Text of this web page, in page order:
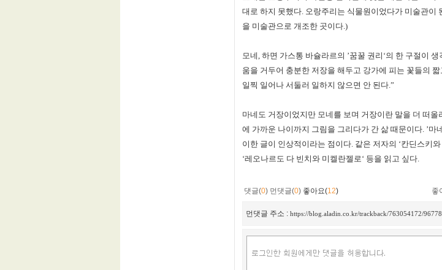
대로 하지 못했다. 오랑주리는 식물원이었다가 미술관이
을 미술관으로 개조한 곳이다.)
모네, 하면 가스통 바슐라르의 ’꿈꿀 권리 ‘의 한 구절이 생
움을 거두어 충분한 저장을 해두고 강가에 피는 꽃들의
일찍 일어나 서둘러 일하지 않으면 안 된다.”
마네도 거장이었지만 모네를 보며 거장이란 말을 더 떠
에 가까운 나이까지 그림을 그리다가 간 삶 때문이다. ’마
이한 글이 인상적이라는 점이다. 같은 저자의 ‘칸딘스키와
‘레오나르도 다 빈치와 미켈란젤로‘ 등을 읽고 싶다.
댓글(0) 먼댓글(0) 좋아요(12) 좋
먼댓글 주소 : https://blog.aladin.co.kr/trackback/763054172/